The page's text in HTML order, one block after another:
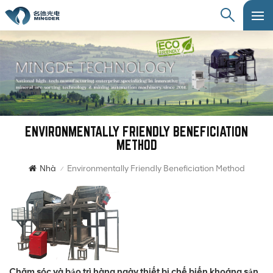
ENVIRONMENTALLY FRIENDLY BENEFICIATION
METHOD
Nhà / Environmentally Friendly Beneficiation Method